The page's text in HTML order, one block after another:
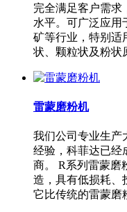
完全满足客户需求
水平。可广泛应用
矿等行业，特别适
状、颗粒状及粉状
雷蒙磨粉机
我们公司专业生产
经验，科菲达已经
商。 R系列雷蒙磨
造，具有低损耗、
它比传统的雷蒙磨